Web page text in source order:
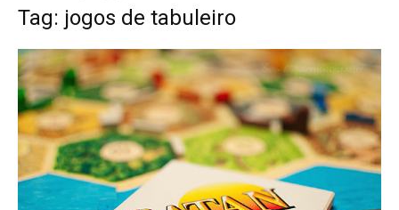
Tag: jogos de tabuleiro